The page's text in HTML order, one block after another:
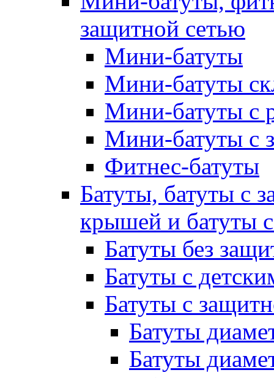
защитной сетью
Мини-батуты
Мини-батуты
Мини-батуты с
Мини-батуты с
Фитнес-батуты
Батуты, батуты с
крышей и батуты
Батуты без
Батуты с
Батуты с
Батуты
Батуты